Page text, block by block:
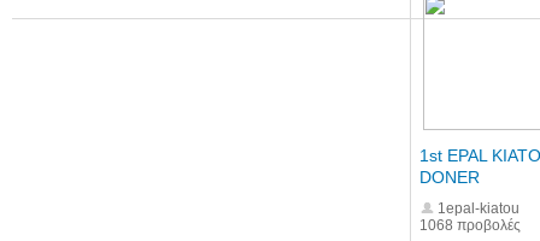
1068 προβολές
1st EPAL
DONER
1epal-kiatou